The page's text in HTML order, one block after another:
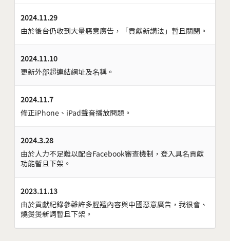
2024.11.29
由於後台仍收到大量惡意廣告，「貢獻新講法」暫且關閉。
2024.11.10
更新外部超連結網址及名稱。
2024.11.7
修正iPhone、iPad聲音播放問題。
2024.3.28
由於人力不足難以配合Facebook審查機制，登入具名貢獻
功能暫且下架。
2023.11.13
由於貢獻紀錄參雜許多腥羶內容與中國惡意廣告，我很會、
燒燙燙新詞暫且下架。